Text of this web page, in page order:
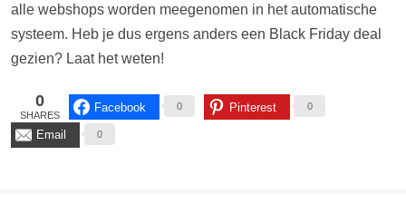
[content-egg-block template=price_alert groups=”Pixel Buds A
zwart”]
[content-egg-block template=price_alert groups=”Pixel Buds A wit”]
[content-egg-block template=price_alert groups=”Pixel Buds A
blauw”]
alle webshops worden meegenomen in het automatische
systeem. Heb je dus ergens anders een Black Friday deal
gezien? Laat het weten!
0
SHARES
Facebook 0 Pinterest 0
Email 0